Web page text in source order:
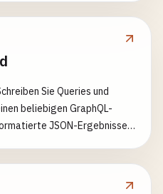
Sie Queries und
beliebigen GraphQL-
JSON-Ergebnisse